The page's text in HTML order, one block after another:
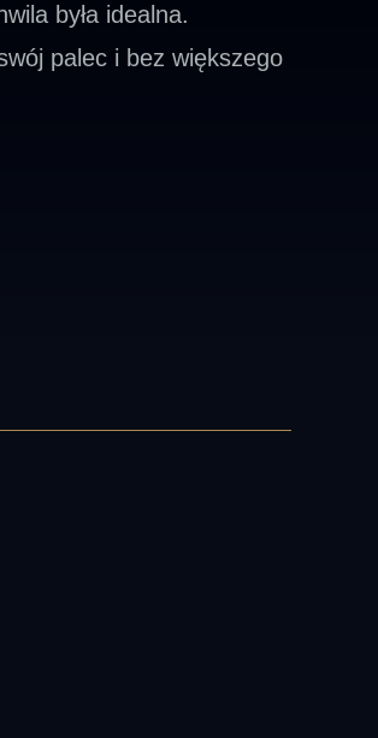
była idealna.
palec i bez większego